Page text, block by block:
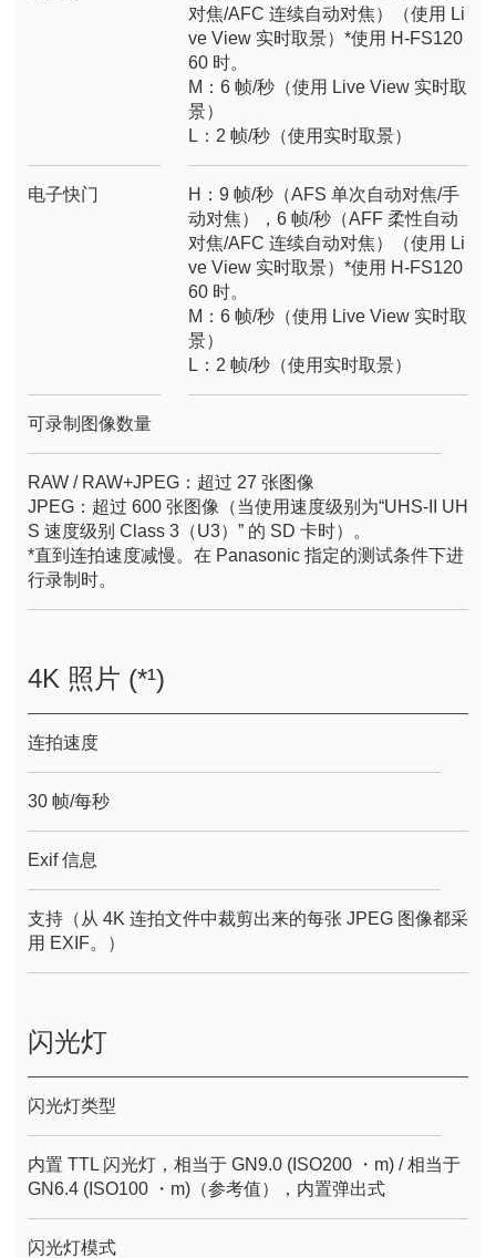
对焦/AFC 连续自动对焦）（使用 Li
ve View 实时取景）*使用 H-FS120
60 时。
M：6 帧/秒（使用 Live View 实时取
景）
L：2 帧/秒（使用实时取景）
电子快门
H：9 帧/秒（AFS 单次自动对焦/手
动对焦），6 帧/秒（AFF 柔性自动
对焦/AFC 连续自动对焦）（使用 Li
ve View 实时取景）*使用 H-FS120
60 时。
M：6 帧/秒（使用 Live View 实时取
景）
L：2 帧/秒（使用实时取景）
可录制图像数量
RAW / RAW+JPEG：超过 27 张图像
JPEG：超过 600 张图像（当使用速度级别为“UHS-II UH
S 速度级别 Class 3（U3）” 的 SD 卡时）。
*直到连拍速度减慢。在 Panasonic 指定的测试条件下进
行录制时。
4K 照片 (*¹)
连拍速度
30 帧/每秒
Exif 信息
支持（从 4K 连拍文件中裁剪出来的每张 JPEG 图像都采
用 EXIF。）
闪光灯
闪光灯类型
内置 TTL 闪光灯，相当于 GN9.0 (ISO200 ・m) / 相当于
GN6.4 (ISO100 ・m)（参考值），内置弹出式
闪光灯模式